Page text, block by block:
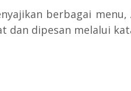
berbagai
dipesan melalui